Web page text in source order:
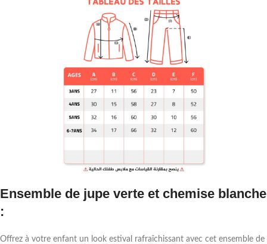
Ensemble de jupe verte et chemise blanche
:
Offrez à votre enfant un look estival rafraîchissant avec cet ensemble de